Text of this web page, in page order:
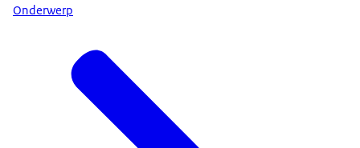
Onderwerp